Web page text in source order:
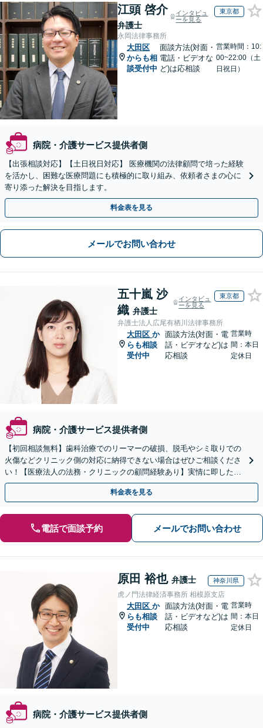
江頭 啓介
弁護士
インタビュ
ーを見る
東京都
永岡法律事務所
大田区
からも相
談受付中
面談方法(対面・
電話・ビデオな
ど)は応相談
営業時間：10:
00~22:00（土
日祝日）
病院・介護サービス提供者側
【出張相談対応】【土日祝日対応】 医療機関の法律顧問で培った経験
を活かし、困難な医療問題にも積極的に取り組み、依頼者さまの心に
寄り添った解決を目指します。
料金表を見る
メールでお問い合わせ
五十嵐 沙
織 弁護士
インタビュ
ーを見る
東京都
弁護士法人広尾有栖川法律事務所
大田区 か
らも相談
受付中
面談方法(対面・電
話・ビデオなど)は
応相談
営業時
間：本日
定休日
病院・介護サービス提供者側
【初回相談無料】歯科治療でのリーマーの破損、脱毛やシミ取りでの
火傷などクリニック側の対応に納得できない場合はぜひご相談くださ
い！【医療法人の法務・クリニックの顧問経験あり】実情に即したア
ドバイスで、納得のできるトラブルの解決を目指します。
料金表を見る
電話で面談予約 メールでお問い合わせ
原田 裕也 弁護士 神奈川県
虎ノ門法律経済事務所 相模原支店
大田区 か
らも相談
受付中
面談方法(対面・電
話・ビデオなど)は
応相談
営業時
間：本日
定休日
病院・介護サービス提供者側